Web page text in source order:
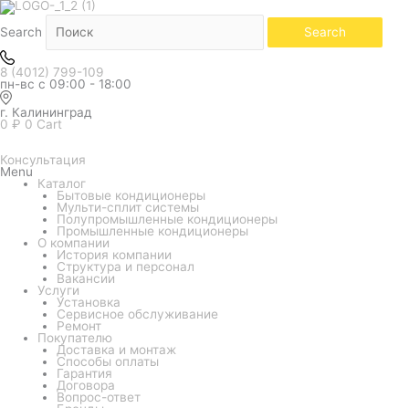
Search Search
8 (4012) 799-109
пн-вс с 09:00 - 18:00
г. Калининград
0 ₽ 0 Cart
Консультация
Menu
Каталог
Бытовые кондиционеры
Мульти-сплит системы
Полупромышленные кондиционеры
Промышленные кондиционеры
О компании
История компании
Структура и персонал
Вакансии
Услуги
Установка
Сервисное обслуживание
Ремонт
Покупателю
Доставка и монтаж
Способы оплаты
Гарантия
Договора
Вопрос-ответ
Количество
товара
Кондиционер
Hisense
серия
CITY
2.0
Classic
A
AS-
24HW4RBSKA00